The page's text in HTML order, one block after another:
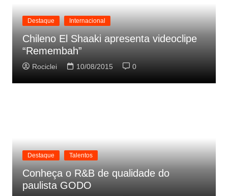
Destaque Internacional
Chileno El Shaaki apresenta videoclipe
“Remembah”
Rociclei 10/08/2015 0
Destaque Talentos
Conheça o R&B de qualidade do
paulista GODO